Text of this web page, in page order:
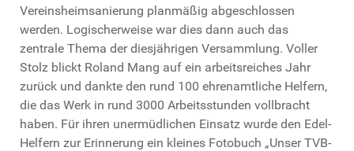
Vereinsheimsanierung planmäßig abgeschlossen
werden. Logischerweise war dies dann auch das
zentrale Thema der diesjährigen Versammlung. Voller
Stolz blickt Roland Mang auf ein arbeitsreiches Jahr
zurück und dankte den rund 100 ehrenamtliche Helfern,
die das Werk in rund 3000 Arbeitsstunden vollbracht
haben. Für ihren unermüdlichen Einsatz wurde den Edel-
Helfern zur Erinnerung ein kleines Fotobuch „Unser TVB-